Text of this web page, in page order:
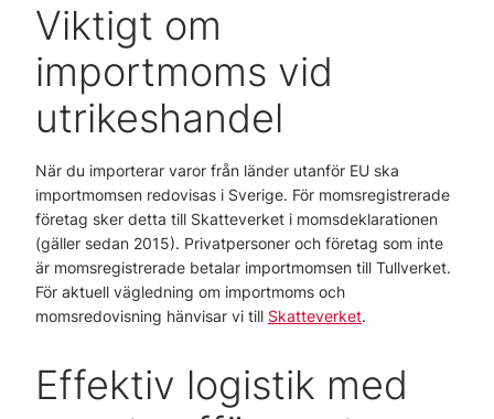
Viktigt om
importmoms vid
utrikeshandel
När du importerar varor från länder utanför EU ska
importmomsen redovisas i Sverige. För momsregistrerade
företag sker detta till Skatteverket i momsdeklarationen
(gäller sedan 2015). Privatpersoner och företag som inte
är momsregistrerade betalar importmomsen till Tullverket.
För aktuell vägledning om importmoms och
momsredovisning hänvisar vi till Skatteverket.
Effektiv logistik med